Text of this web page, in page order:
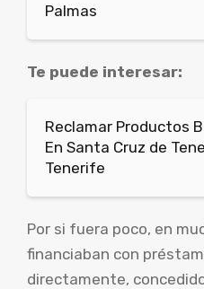
Palmas
Te puede interesar:
Reclamar Productos
En Santa Cruz de
Tenerife
Por si fuera poco, en
financiaban con
directamente,